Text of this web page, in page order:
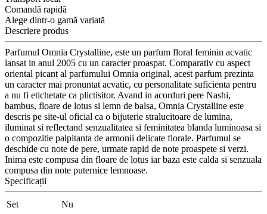
Comandă rapidă
Alege dintr-o gamă variată
Descriere produs
Parfumul Omnia Crystalline, este un parfum floral feminin acvatic
lansat in anul 2005 cu un caracter proaspat. Comparativ cu aspect
oriental picant al parfumului Omnia original, acest parfum prezinta
un caracter mai pronuntat acvatic, cu personalitate suficienta pentru
a nu fi etichetate ca plictisitor. Avand in acorduri pere Nashi,
bambus, floare de lotus si lemn de balsa, Omnia Crystalline este
descris pe site-ul oficial ca o bijuterie stralucitoare de lumina,
iluminat si reflectand senzualitatea si feminitatea blanda luminoasa si
o compozitie palpitanta de armonii delicate florale. Parfumul se
deschide cu note de pere, urmate rapid de note proaspete si verzi.
Inima este compusa din floare de lotus iar baza este calda si senzuala
compusa din note puternice lemnoase.
Specificații
Set
Nu